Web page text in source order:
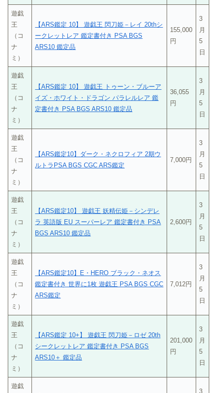
遊戯
王
（コ
ナ
ミ）
【ARS鑑定 10】 遊戯王 閃刀姫－レイ 20thシ
ークレットレア 鑑定書付き PSA BGS
ARS10 鑑定品
155,000
円
3
月
5
日
遊戯
王
（コ
ナ
ミ）
【ARS鑑定 10】 遊戯王 トゥーン・ブルーア
イズ・ホワイト・ドラゴン パラレルレア 鑑
定書付き PSA BGS ARS10 鑑定品
36,055
円
3
月
5
日
遊戯
王
（コ
ナ
ミ）
【ARS鑑定10】ダーク・ネクロフィア 2期ウ
ルトラPSA BGS CGC ARS鑑定
7,000円
3
月
5
日
遊戯
王
（コ
ナ
ミ）
【ARS鑑定10】 遊戯王 妖精伝姫－シンデレ
ラ 英語版 EU スーパーレア 鑑定書付き PSA
BGS ARS10 鑑定品
2,600円
3
月
5
日
遊戯
王
（コ
ナ
ミ）
【ARS鑑定10】E・HERO ブラック・ネオス
鑑定書付き 世界に1枚 遊戯王 PSA BGS CGC
ARS鑑定
7,012円
3
月
5
日
遊戯
王
（コ
ナ
ミ）
【ARS鑑定 10+】 遊戯王 閃刀姫－ロゼ 20th
シークレットレア 鑑定書付き PSA BGS
ARS10＋ 鑑定品
201,000
円
3
月
5
日
遊戯
3